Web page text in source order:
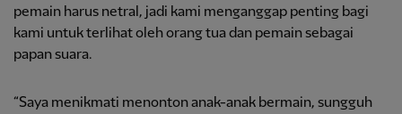
pemain harus netral, jadi kami menganggap penting bagi
kami untuk terlihat oleh orang tua dan pemain sebagai
papan suara.
“Saya menikmati menonton anak-anak bermain, sungguh